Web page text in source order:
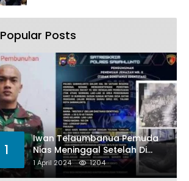
Popular Posts
1
Iwan Telaumbanua Pemuda
Nias Meninggal Setelah Di
Habisi Oknum TNI AL
1 April 2024 1204